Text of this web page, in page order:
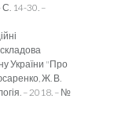
С. 14-30. –
України "Про
Ж. В.
– 2018. – №